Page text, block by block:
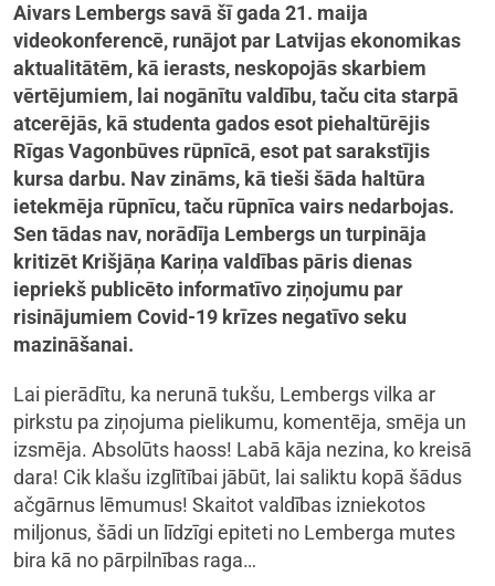
Aivars Lembergs savā šī gada 21. maija
videokonferencē, runājot par Latvijas ekonomikas
aktualitātēm, kā ierasts, neskopojās skarbiem
vērtējumiem, lai nogānītu valdību, taču cita starpā
atcerējās, kā studenta gados esot piehaltūrējis
Rīgas Vagonbūves rūpnīcā, esot pat sarakstījis
kursa darbu. Nav zināms, kā tieši šāda haltūra
ietekmēja rūpnīcu, taču rūpnīca vairs nedarbojas.
Sen tādas nav, norādīja Lembergs un turpināja
kritizēt Krišjāņa Kariņa valdības pāris dienas
iepriekš publicēto informatīvo ziņojumu par
risinājumiem Covid-19 krīzes negatīvo seku
mazināšanai.
Lai pierādītu, ka nerunā tukšu, Lembergs vilka ar
pirkstu pa ziņojuma pielikumu, komentēja, smēja un
izsmēja. Absolūts haoss! Labā kāja nezina, ko kreisā
dara! Cik klašu izglītībai jābūt, lai saliktu kopā šādus
ačgārnus lēmumus! Skaitot valdības izniekotos
miljonus, šādi un līdzīgi epiteti no Lemberga mutes
bira kā no pārpilnības raga…